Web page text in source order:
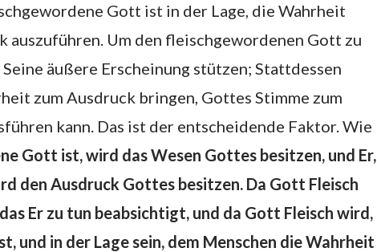
Gott ist in der Lage, die Wahrheit
auszuführen. Um den fleischgewordenen Gott zu
äußere Erscheinung stützen; Stattdessen
zum Ausdruck bringen, Gottes Stimme zum
kann. Das ist der entscheidende Faktor. Wie
Gott ist, wird das Wesen Gottes besitzen, und Er,
den Ausdruck Gottes besitzen. Da Gott Fleisch
Er zu tun beabsichtigt, und da Gott Fleisch wird,
und in der Lage sein, dem Menschen die Wahrheit